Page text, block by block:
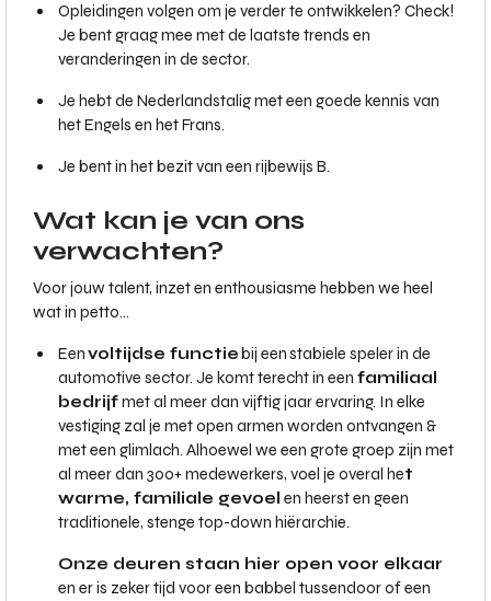
Opleidingen volgen om je verder te ontwikkelen? Check!
Je bent graag mee met de laatste trends en
veranderingen in de sector.
Je hebt de Nederlandstalig met een goede kennis van
het Engels en het Frans.
Je bent in het bezit van een rijbewijs B.
Wat kan je van ons
verwachten?
Voor jouw talent, inzet en enthousiasme hebben we heel
wat in petto…
Eenvoltijdse functiebij een stabiele speler in de
automotive sector. Je komt terecht in een familiaal
bedrijfmet al meer dan vijftig jaar ervaring. In elke
vestiging zal je met open armen worden ontvangen &
met een glimlach. Alhoewel we een grote groep zijn met
al meer dan 300+ medewerkers, voel je overal het
warme, familiale gevoel en heerst en geen
traditionele, stenge top-down hiërarchie.
Onze deuren staan hier open voor elkaar
en er is zeker tijd voor een babbel tussendoor of een